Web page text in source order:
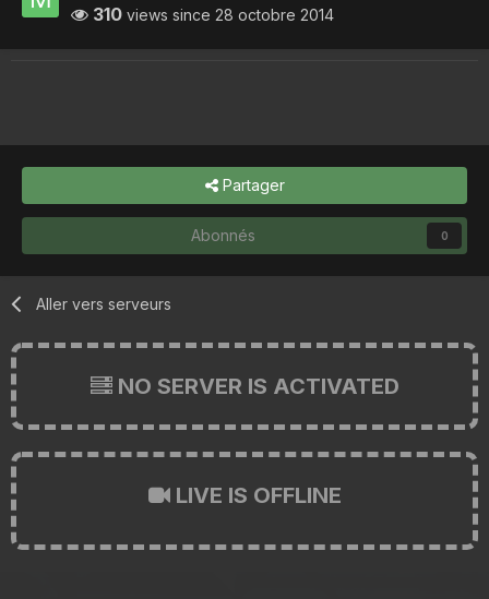
310 views since 28 octobre 2014
Partager
Abonnés 0
Aller vers serveurs
NO SERVER IS ACTIVATED
LIVE IS OFFLINE